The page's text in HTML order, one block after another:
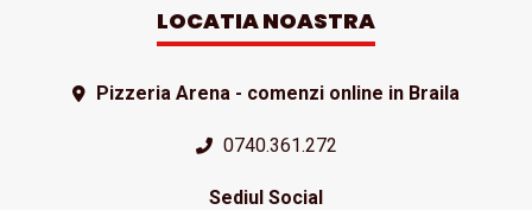
LOCATIA NOASTRA
Pizzeria Arena - comenzi online in Braila
0740.361.272
Sediul Social